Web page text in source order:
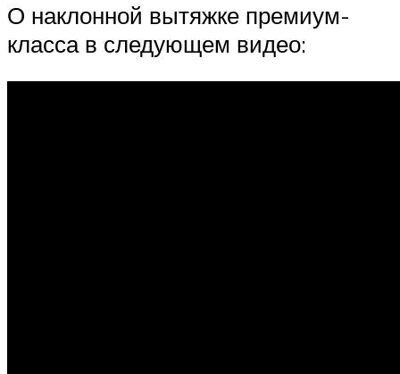
О наклонной вытяжке премиум-
класса в следующем видео: